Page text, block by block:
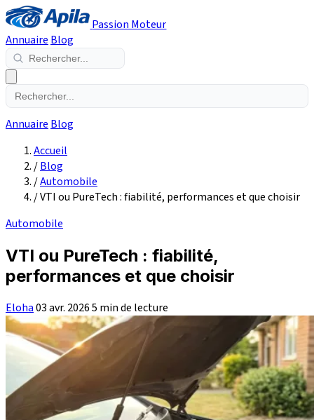
Passion Moteur
Annuaire Blog
Annuaire Blog
Accueil
/Blog
/Automobile
/VTI ou PureTech : fiabilité, performances et que choisir
Automobile
VTI ou PureTech : fiabilité,
performances et que choisir
Eloha03 avr. 20265 min de lecture